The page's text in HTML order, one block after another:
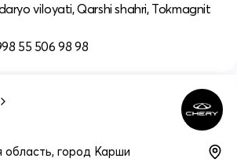
viloyati, Qarshi shahri, Tokmagnit
55 506 98 98
область, город Карши